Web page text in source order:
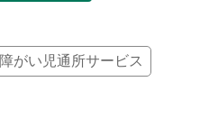
障がい児通所サービス